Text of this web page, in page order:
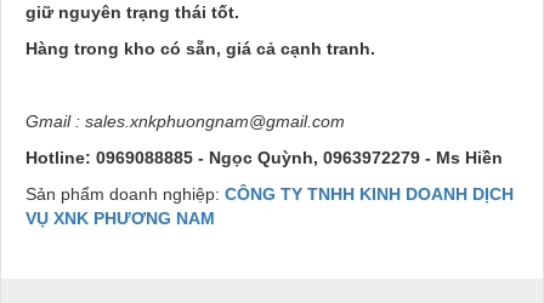
giữ nguyên trạng thái tốt.
Hàng trong kho có sẵn, giá cả cạnh tranh.
Gmail : sales.xnkphuongnam@gmail.com
Hotline: 0969088885 - Ngọc Quỳnh, 0963972279 - Ms Hiền
Sản phẩm doanh nghiệp: CÔNG TY TNHH KINH DOANH DỊCH
VỤ XNK PHƯƠNG NAM